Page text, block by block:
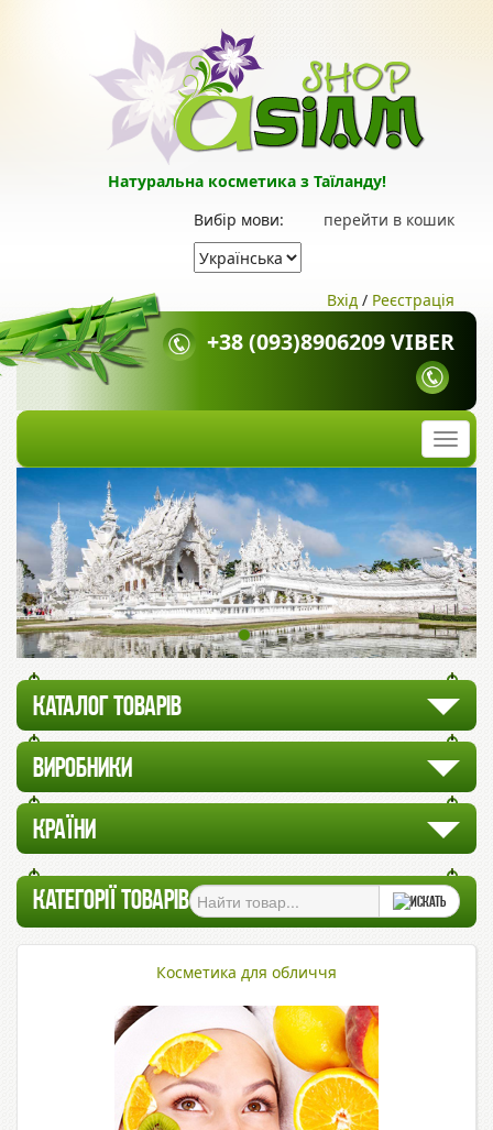
Натуральна косметика з Таїланду!
перейти в кошик
Вибір мови:
Вхід / Реєстрація
+38 (093)8906209 VIBER
КАТАЛОГ ТОВАРІВ
ВИРОБНИКИ
КРАЇНИ
КАТЕГОРІЇ ТОВАРІВ
Косметика для обличчя